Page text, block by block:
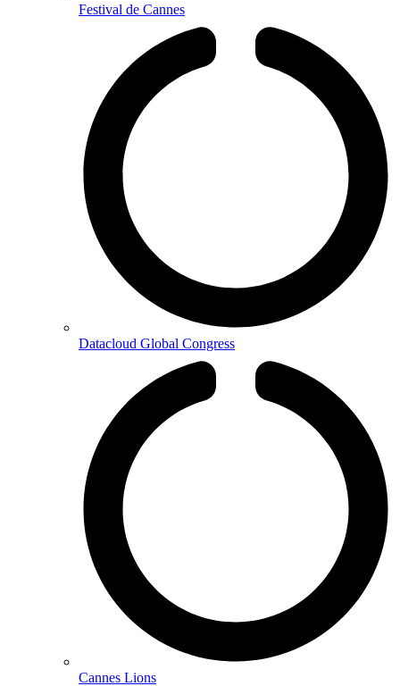
Festival de Cannes
Datacloud Global Congress
Cannes Lions